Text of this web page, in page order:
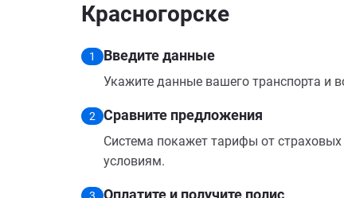
Красногорске
1 Введите данные
Укажите данные вашего транспорта и
2 Сравните предложения
Система покажет тарифы от
условиям.
Оплатите и получите полис